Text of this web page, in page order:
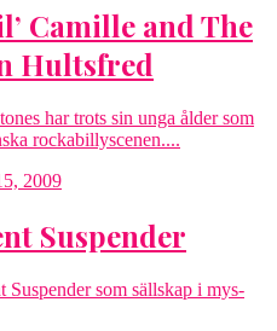
Camille and The
Hultsfred
har trots sin unga ålder som
rockabillyscenen....
2009
Suspender
som sällskap i mys-